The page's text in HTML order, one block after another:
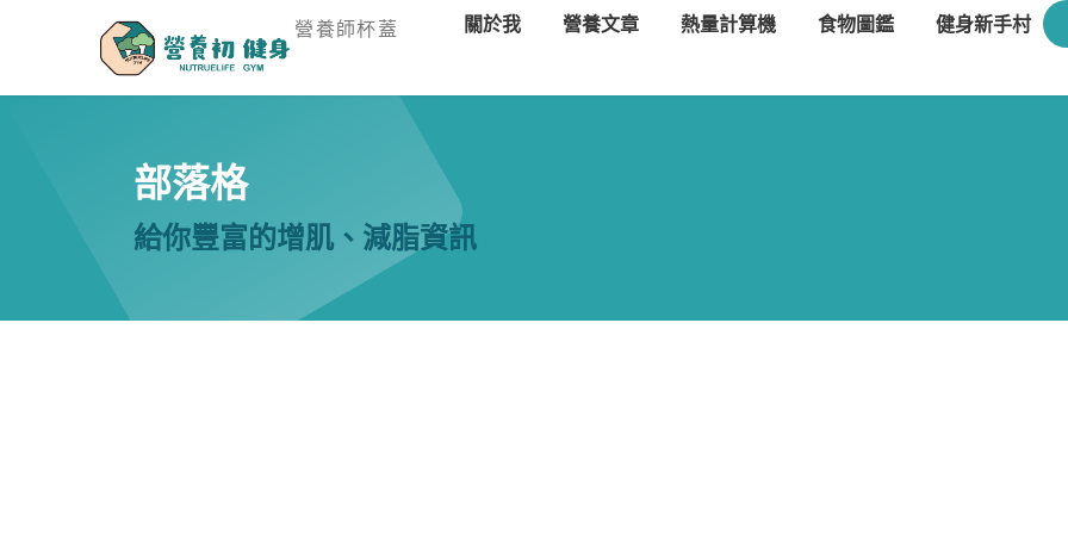
營養師杯蓋 關於我 營養文章 熱量計算機 食物圖鑑 健身新手村
部落格
給你豐富的增肌、減脂資訊